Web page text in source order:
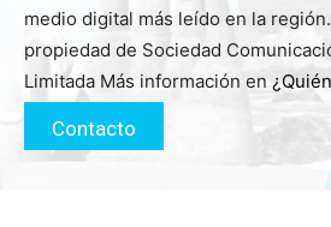
medio digital más leído en la
propiedad de Sociedad
Limitada Más información en
Contacto